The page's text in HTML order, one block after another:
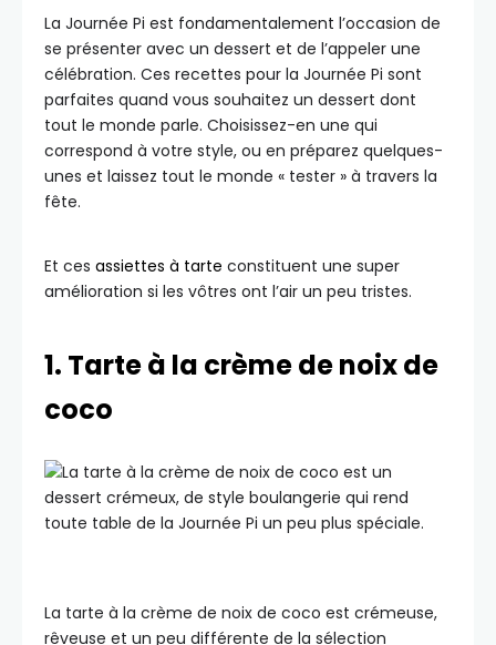
La Journée Pi est fondamentalement l’occasion de
se présenter avec un dessert et de l’appeler une
célébration. Ces recettes pour la Journée Pi sont
parfaites quand vous souhaitez un dessert dont
tout le monde parle. Choisissez-en une qui
correspond à votre style, ou en préparez quelques-
unes et laissez tout le monde « tester » à travers la
fête.
Et ces assiettes à tarte constituent une super
amélioration si les vôtres ont l’air un peu tristes.
1. Tarte à la crème de noix de
coco
La tarte à la crème de noix de coco est crémeuse,
rêveuse et un peu différente de la sélection